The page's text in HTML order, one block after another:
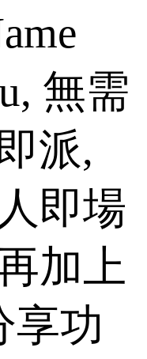
無需
派,
即場
加上
享功